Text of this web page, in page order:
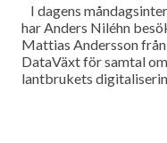
I dagens
har Anders Niléhn
Mattias Andersson från
DataVäxt för samtal om
lantbrukets